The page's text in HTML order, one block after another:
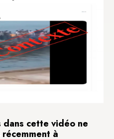
dans cette vidéo ne
à